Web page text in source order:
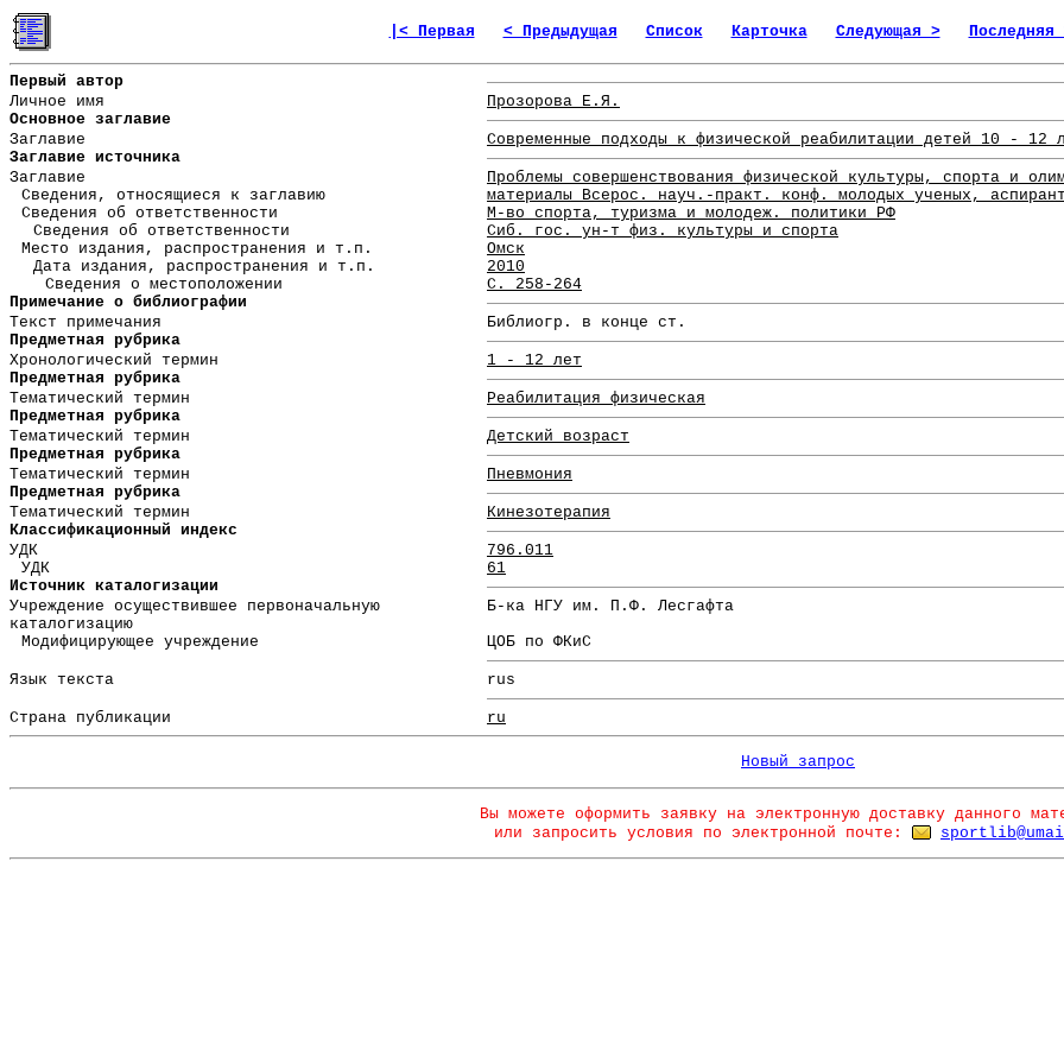
|< Первая < Предыдущая Список Карточка Следующая > Последняя
Первый автор
Личное имя
Прозорова Е.Я.
Основное заглавие
Заглавие
Современные подходы к физической реабилитации детей 10 - 12
Заглавие источника
Заглавие
Проблемы совершенствования физической культуры, спорта и
Сведения, относящиеся к заглавию
материалы Всерос. науч.-практ. конф. молодых ученых,
Сведения об ответственности
М-во спорта, туризма и молодеж. политики РФ
Сведения об ответственности
Сиб. гос. ун-т физ. культуры и спорта
Место издания, распространения и т.п.
Омск
Дата издания, распространения и т.п.
2010
Сведения о местоположении
С. 258-264
Примечание о библиографии
Текст примечания
Библиогр. в конце ст.
Предметная рубрика
Хронологический термин
1 - 12 лет
Предметная рубрика
Тематический термин
Реабилитация физическая
Предметная рубрика
Тематический термин
Детский возраст
Предметная рубрика
Тематический термин
Пневмония
Предметная рубрика
Тематический термин
Кинезотерапия
Классификационный индекс
УДК
796.011
УДК
61
Источник каталогизации
Учреждение осуществившее первоначальную
каталогизацию
Б-ка НГУ им. П.Ф. Лесгафта
Модифицирующее учреждение
ЦОБ по ФКиС
Язык текста rus
Страна публикации ru
Новый запрос
Вы можете оформить заявку на электронную доставку данного
или запросить условия по электронной почте: